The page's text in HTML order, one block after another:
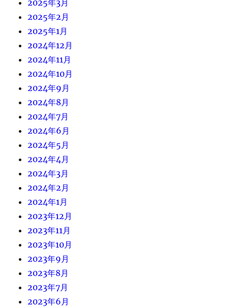
2025年3月
2025年2月
2025年1月
2024年12月
2024年11月
2024年10月
2024年9月
2024年8月
2024年7月
2024年6月
2024年5月
2024年4月
2024年3月
2024年2月
2024年1月
2023年12月
2023年11月
2023年10月
2023年9月
2023年8月
2023年7月
2023年6月